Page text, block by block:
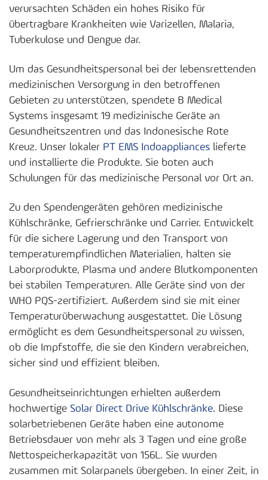
verursachten Schäden ein hohes Risiko für
übertragbare Krankheiten wie Varizellen, Malaria,
Tuberkulose und Dengue dar.
Um das Gesundheitspersonal bei der lebensrettenden
medizinischen Versorgung in den betroffenen
Gebieten zu unterstützen, spendete B Medical
Systems insgesamt 19 medizinische Geräte an
Gesundheitszentren und das Indonesische Rote
Kreuz. Unser lokaler PT EMS Indoappliances lieferte
und installierte die Produkte. Sie boten auch
Schulungen für das medizinische Personal vor Ort an.
Zu den Spendengeräten gehören medizinische
Kühlschränke, Gefrierschränke und Carrier. Entwickelt
für die sichere Lagerung und den Transport von
temperaturempfindlichen Materialien, halten sie
Laborprodukte, Plasma und andere Blutkomponenten
bei stabilen Temperaturen. Alle Geräte sind von der
WHO PQS-zertifiziert. Außerdem sind sie mit einer
Temperaturüberwachung ausgestattet. Die Lösung
ermöglicht es dem Gesundheitspersonal zu wissen,
ob die Impfstoffe, die sie den Kindern verabreichen,
sicher sind und effizient bleiben.
Gesundheitseinrichtungen erhielten außerdem
hochwertige Solar Direct Drive Kühlschränke. Diese
solarbetriebenen Geräte haben eine autonome
Betriebsdauer von mehr als 3 Tagen und eine große
Nettospeicherkapazität von 156L. Sie wurden
zusammen mit Solarpanels übergeben. In einer Zeit, in